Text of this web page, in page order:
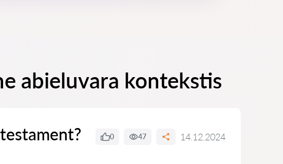
abieluvara kontekstis
0 47 14.12.2024